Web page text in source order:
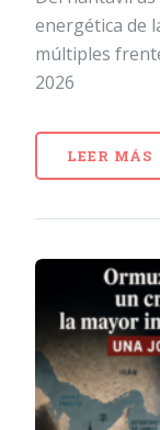
energética de
múltiples
2026
LEER MÁS